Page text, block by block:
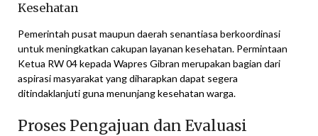
Kesehatan
Pemerintah pusat maupun daerah senantiasa berkoordinasi
untuk meningkatkan cakupan layanan kesehatan. Permintaan
Ketua RW 04 kepada Wapres Gibran merupakan bagian dari
aspirasi masyarakat yang diharapkan dapat segera
ditindaklanjuti guna menunjang kesehatan warga.
Proses Pengajuan dan Evaluasi